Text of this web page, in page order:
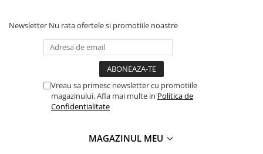
Newsletter Nu rata ofertele si promotiile noastre
Vreau sa primesc newsletter cu promotiile
magazinului. Afla mai multe in Politica de
Confidentialitate
MAGAZINUL MEU